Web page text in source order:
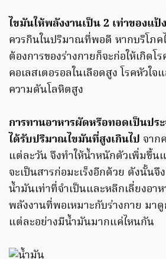
ไขมันให้พลังงานเป็น 2 เท่าของแป้
ควรกินในปริมาณที่พอดี หากบริโภค
ต้องการของร่างกายก็จะก่อให้เกิดโ
คอเลสเตอรอลในเลือดสูง โรคหัวใจ
ความดันโลหิตสูง
การทานอาหารผัดหรือทอดเป็นประ
ได้รับปริมาณไขมันที่สูงเกินไป จาก
แต่ละวัน จึงทำให้น้ำหนักตัวเพิ่มขึ้น
จะเป็นสารก่อมะเร็งอีกด้วย ดังนั้นจึ
น้ำมันเท่าที่จำเป็นและหลีกเลี่ยงอา
พลังงานที่พอเหมาะกับร่างกาย มาดู
แต่ละอย่างมีน้ำมันมากแค่ไหนกัน